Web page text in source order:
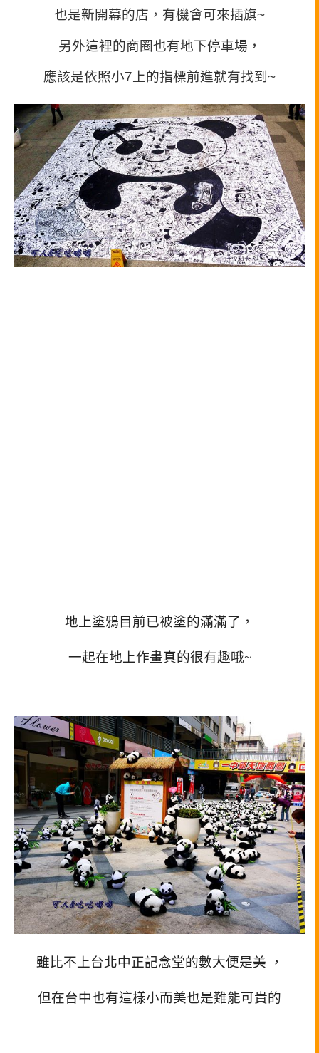
也是新開幕的店，有機會可來插旗~
另外這裡的商圈也有地下停車場，
應該是依照小7上的指標前進就有找到~
地上塗鴉目前已被塗的滿滿了，
一起在地上作畫真的很有趣哦~
雖比不上台北中正記念堂的數大便是美 ，
但在台中也有這樣小而美也是難能可貴的